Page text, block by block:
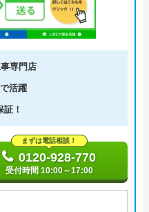
専門店
活躍
！
まずは電話相談！
0120-928-770
受付時間 10:00～17:00